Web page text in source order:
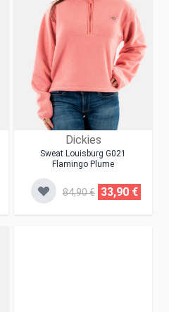
Dickies
Sweat Louisburg G021
Flamingo Plume
84,90 € 33,90 €